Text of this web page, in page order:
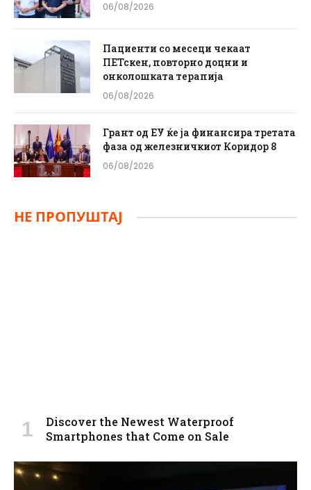
06/08/2026
Пациенти со месеци чекаат
ПЕТскен, повторно доцни и
онколошката терапија
06/08/2026
Грант од ЕУ ќе ја финансира третата
фаза од железничкиот Коридор 8
06/08/2026
НЕ ПРОПУШТАЈ
Discover the Newest Waterproof
Smartphones that Come on Sale